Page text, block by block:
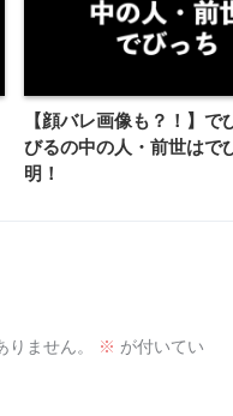
【顔バレ画像も？！】で
びるの中の人・前世はで
明！
ません。 ※ が付いてい